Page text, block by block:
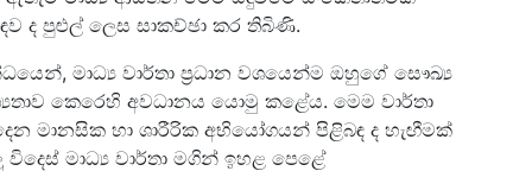
ද පුළුල් ලෙස සාකච්ඡා කර තිබිණි.
මාධ්‍ය වාර්තා ප්‍රධාන වශයෙන්ම ඔහුගේ සෞඛ්‍ය
කෙරෙහි අවධානය යොමු කළේය. මෙම වාර්තා
මානසික හා ශාරීරික අභියෝගයන් පිළිබඳ ද හැඟීමක්
මාධ්‍ය වාර්තා මගින් ඉහළ පෙළේ